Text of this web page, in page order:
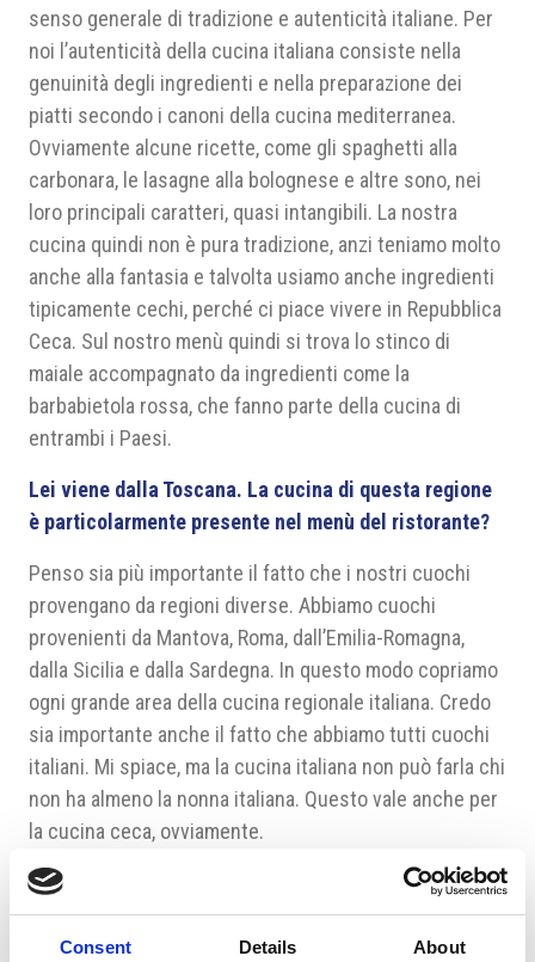
Consent Details About
senso generale di tradizione e autenticità italiane. Per
noi l’autenticità della cucina italiana consiste nella
genuinità degli ingredienti e nella preparazione dei
piatti secondo i canoni della cucina mediterranea.
Ovviamente alcune ricette, come gli spaghetti alla
carbonara, le lasagne alla bolognese e altre sono, nei
loro principali caratteri, quasi intangibili. La nostra
cucina quindi non è pura tradizione, anzi teniamo molto
anche alla fantasia e talvolta usiamo anche ingredienti
tipicamente cechi, perché ci piace vivere in Repubblica
Ceca. Sul nostro menù quindi si trova lo stinco di
maiale accompagnato da ingredienti come la
barbabietola rossa, che fanno parte della cucina di
entrambi i Paesi.
Lei viene dalla Toscana. La cucina di questa regione
è particolarmente presente nel menù del ristorante?
Penso sia più importante il fatto che i nostri cuochi
provengano da regioni diverse. Abbiamo cuochi
provenienti da Mantova, Roma, dall’Emilia-Romagna,
dalla Sicilia e dalla Sardegna. In questo modo copriamo
ogni grande area della cucina regionale italiana. Credo
sia importante anche il fatto che abbiamo tutti cuochi
italiani. Mi spiace, ma la cucina italiana non può farla chi
non ha almeno la nonna italiana. Questo vale anche per
la cucina ceca, ovviamente.
Lei ha detto che la vostra cucina è basata sulla
qualità delle materie prime. Come scegliete gli
ingredienti che portate in tavola?